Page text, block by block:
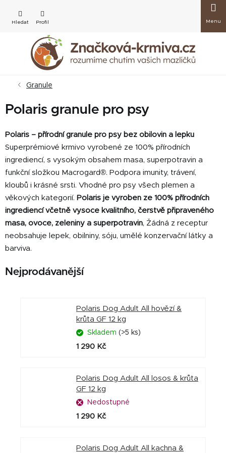
obsah
košík
Granule
Polaris granule pro psy
Polaris – přírodní granule pro psy bez obilovin a lepku
Superprémiové krmivo vyrobené ze 100% přírodních
ingrediencí, s vysokým obsahem masa, superpotravin a
funkční složkou Macrogard®. Podpora imunity, trávení,
kloubů i krásné srsti. Vhodné pro psy všech plemen a
věkových kategorií. Polaris je vyroben ze 100% přírodních
ingrediencí včetně vysoce kvalitního, čerstvě připraveného
masa, ovoce, zeleniny a superpotravin, Žádná z receptur
neobsahuje lepek, obilniny, sóju, umělé konzervační látky a
barviva.
Nejprodávanější
Polaris Dog Adult All hovězí &
krůta GF 12 kg
Skladem (>5 ks)
1 290 Kč
Polaris Dog Adult All losos & krůta
GF 12 kg
Nedostupné
1 290 Kč
Polaris Dog Adult All kachna &